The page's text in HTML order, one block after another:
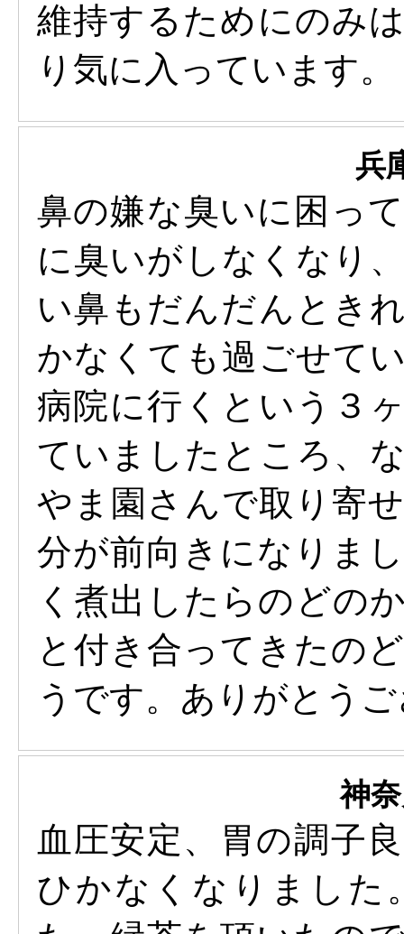
維持するためにのみ
り気に入っています。
兵
鼻の嫌な臭いに困っ
に臭いがしなくなり
い鼻もだんだんとき
かなくても過ごせて
病院に行くという３
ていましたところ、
やま園さんで取り寄
分が前向きになりま
く煮出したらのどの
と付き合ってきたの
うです。ありがとう
神
血圧安定、胃の調子
ひかなくなりました